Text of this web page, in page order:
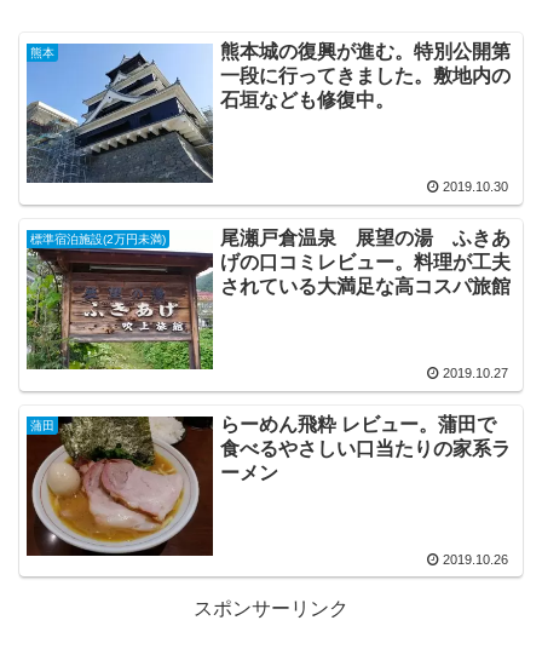
熊本
熊本城の復興が進む。特別公開第
一段に行ってきました。敷地内の
石垣なども修復中。
2019.10.30
標準宿泊施設(2万円未満)
尾瀬戸倉温泉 展望の湯 ふきあ
げの口コミレビュー。料理が工夫
されている大満足な高コスパ旅館
2019.10.27
蒲田
らーめん飛粋 レビュー。蒲田で
食べるやさしい口当たりの家系ラ
ーメン
2019.10.26
スポンサーリンク